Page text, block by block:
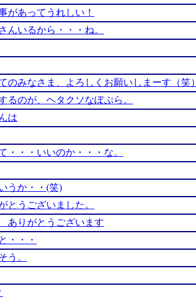
があってうれしい！
んいるから・・・ね。
のみなさま、よろしくお願いしまーす（笑）
るのが、ヘタクソなぽぷら。
は
・・・いいのか・・・な。
うか・・(笑)
とうございました。
ありがとうございます
・・・
う。